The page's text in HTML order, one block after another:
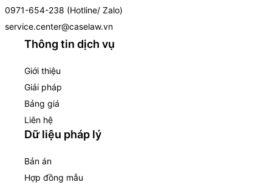
0971-654-238 (Hotline/ Zalo)
service.center@caselaw.vn
Thông tin dịch vụ
Giới thiệu
Giải pháp
Bảng giá
Liên hệ
Dữ liệu pháp lý
Bản án
Hợp đồng mẫu